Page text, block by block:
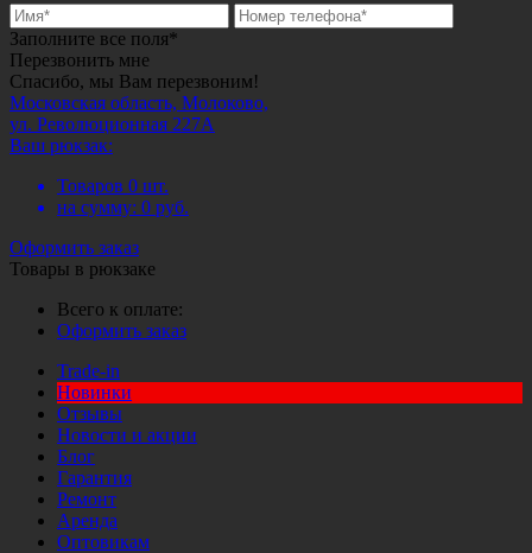
Заполните все поля*
Перезвонить мне
Спасибо, мы Вам перезвоним!
Московская область, Молоково,
ул. Революционная 227А
Ваш рюкзак:
Товаров 0 шт.
на сумму: 0 руб.
Оформить заказ
Товары в рюкзаке
Всего к оплате:
Оформить заказ
Trade-in
Новинки
Отзывы
Новости и акции
Блог
Гарантия
Ремонт
Аренда
Оптовикам